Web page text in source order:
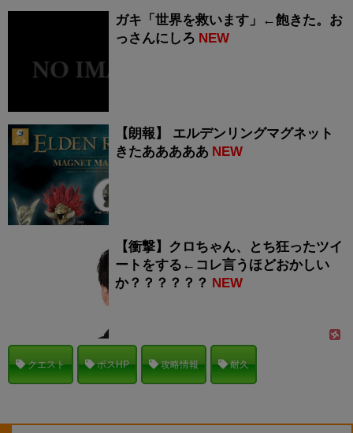
ガキ「世界を救います」←飽きた。お
っさんにしろ NEW
【朗報】 エルデンリングマグネット
きたあああああ NEW
【衝撃】クロちゃん、とち狂ったツイ
ートをする←コレ言うほどおかしい
か？？？？？？ NEW
クエスト ボスHP 攻略情報 耐久